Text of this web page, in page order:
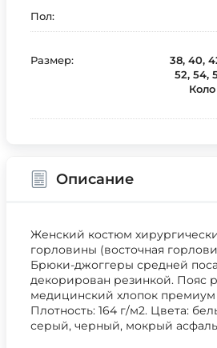
Пол:
Размер:
38, 40,
52, 54,
Описание
Женский костюм
горловины (восточная
Брюки-джоггеры средней
декорирован резинкой. Пояс
медицинский хлопок премиум
Плотность: 164 г/м2. Цвета:
серый, черный, мокрый